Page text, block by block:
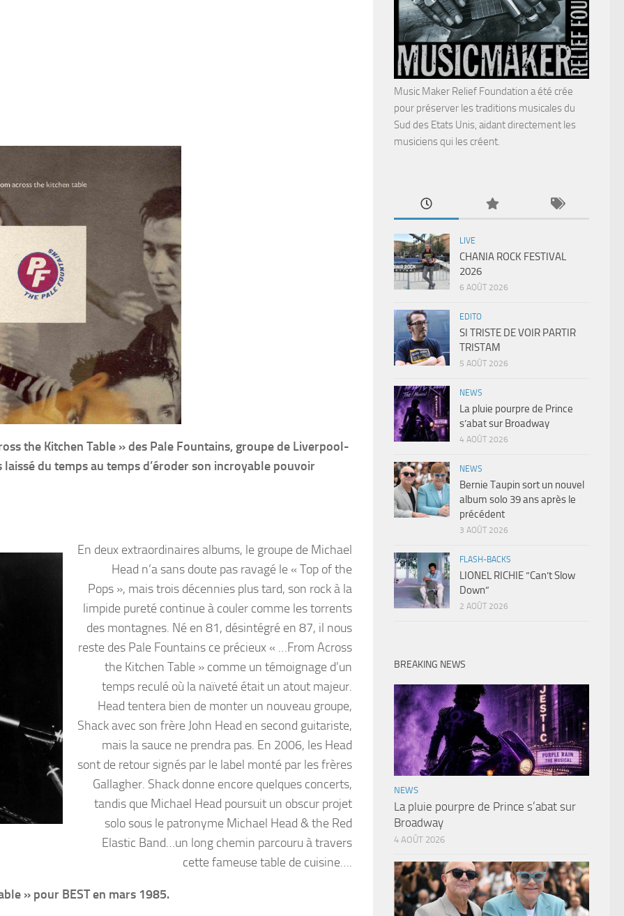
the Kitchen Table » des Pale Fountains, groupe de Liverpool-
du temps au temps d’éroder son incroyable pouvoir
En deux extraordinaires albums, le groupe de Michael
Head n’a sans doute pas ravagé le « Top of the
Pops », mais trois décennies plus tard, son rock à la
limpide pureté continue à couler comme les torrents
des montagnes. Né en 81, désintégré en 87, il nous
reste des Pale Fountains ce précieux « …From Across
the Kitchen Table » comme un témoignage d’un
temps reculé où la naïveté était un atout majeur.
Head tentera bien de monter un nouveau groupe,
Shack avec son frère John Head en second guitariste,
mais la sauce ne prendra pas. En 2006, les Head
sont de retour signés par le label monté par les frères
Gallagher. Shack donne encore quelques concerts,
tandis que Michael Head poursuit un obscur projet
solo sous le patronyme Michael Head & the Red
Elastic Band…un long chemin parcouru à travers
cette fameuse table de cuisine….
» pour BEST en mars 1985.
Music Maker Relief Foundation a été crée
pour préserver les traditions musicales du
Sud des Etats Unis, aidant directement les
musiciens qui les créent.
LIVE
CHANIA ROCK FESTIVAL
2026
6 AOÛT 2026
EDITO
SI TRISTE DE VOIR PARTIR
TRISTAM
5 AOÛT 2026
NEWS
La pluie pourpre de Prince
s’abat sur Broadway
4 AOÛT 2026
NEWS
Bernie Taupin sort un nouvel
album solo 39 ans après le
précédent
3 AOÛT 2026
FLASH-BACKS
LIONEL RICHIE “Can’t Slow
Down”
2 AOÛT 2026
BREAKING NEWS
NEWS
La pluie pourpre de Prince s’abat sur
Broadway
4 AOÛT 2026